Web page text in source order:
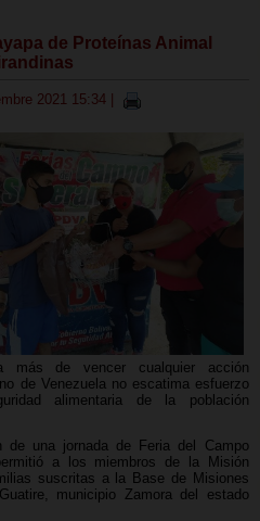
de Proteínas Animal
2021 15:34
más de vencer cualquier acción
de Venezuela no escatima esfuerzo
alimentaria de la población
una jornada de Feria del Campo
a los miembros de la Misión
suscritas a la Base de Misiones
municipio Zamora del estado